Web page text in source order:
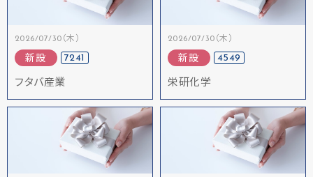
2026/07/30（木）
新設 7241
フタバ産業
2026/07/30（木）
新設 4549
栄研化学